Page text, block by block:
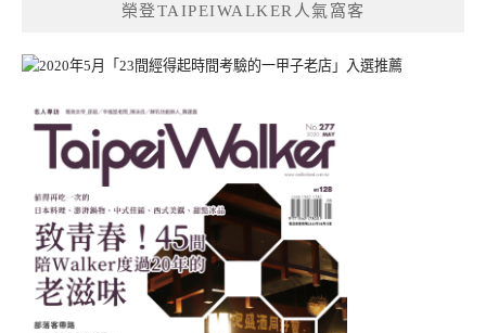
榮登TAIPEIWALKER人氣窩客